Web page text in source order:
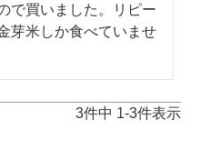
で買いました。リピー
芽米しか食べていませ
3件中 1-3件表示